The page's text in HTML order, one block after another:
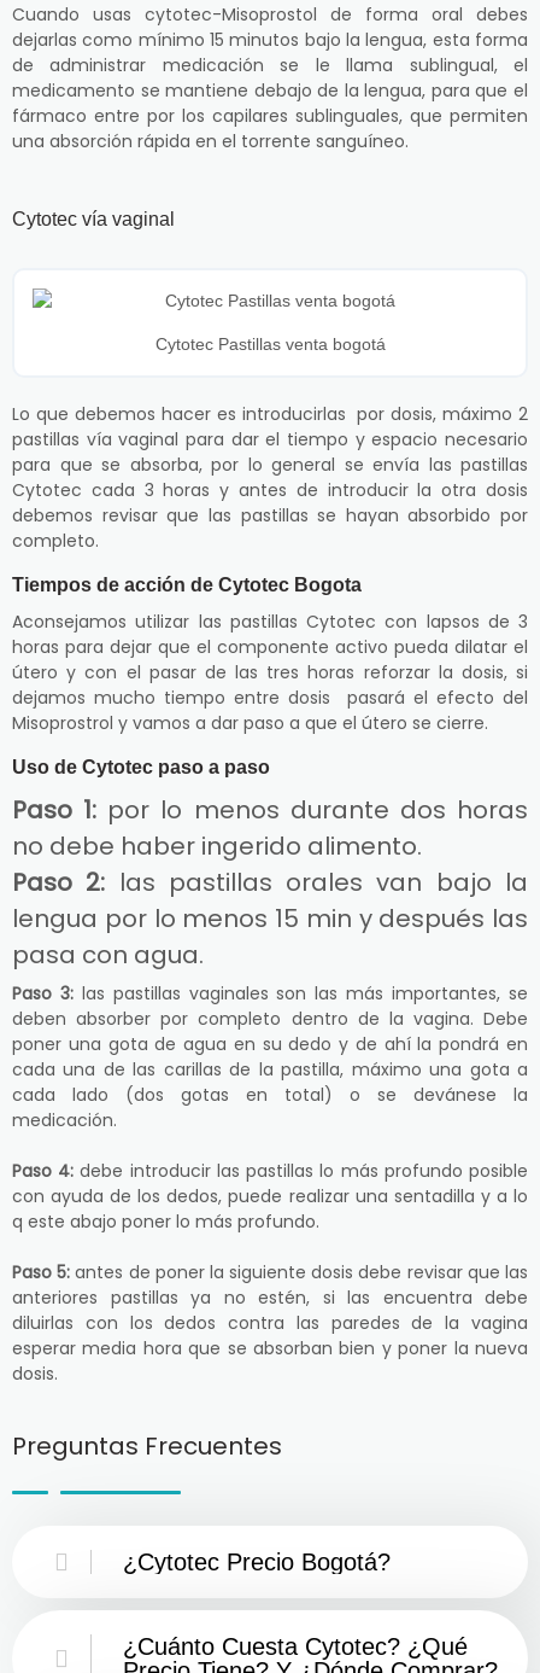
Cuando usas cytotec-Misoprostol de forma oral debes
dejarlas como mínimo 15 minutos bajo la lengua, esta forma
de administrar medicación se le llama sublingual, el
medicamento se mantiene debajo de la lengua, para que el
fármaco entre por los capilares sublinguales, que permiten
una absorción rápida en el torrente sanguíneo.
Cytotec vía vaginal
Cytotec Pastillas venta bogotá
Lo que debemos hacer es introducirlas por dosis, máximo 2
pastillas vía vaginal para dar el tiempo y espacio necesario
para que se absorba, por lo general se envía las pastillas
Cytotec cada 3 horas y antes de introducir la otra dosis
debemos revisar que las pastillas se hayan absorbido por
completo.
Tiempos de acción de Cytotec Bogota
Aconsejamos utilizar las pastillas Cytotec con lapsos de 3
horas para dejar que el componente activo pueda dilatar el
útero y con el pasar de las tres horas reforzar la dosis, si
dejamos mucho tiempo entre dosis pasará el efecto del
Misoprostrol y vamos a dar paso a que el útero se cierre.
Uso de Cytotec paso a paso
Paso 1: por lo menos durante dos horas
no debe haber ingerido alimento.
Paso 2: las pastillas orales van bajo la
lengua por lo menos 15 min y después las
pasa con agua.
Paso 3:las pastillas vaginales son las más importantes, se
deben absorber por completo dentro de la vagina. Debe
poner una gota de agua en su dedo y de ahí la pondrá en
cada una de las carillas de la pastilla, máximo una gota a
cada lado (dos gotas en total) o se devánese la
medicación.
Paso 4: debe introducir las pastillas lo más profundo posible
con ayuda de los dedos, puede realizar una sentadilla y a lo
q este abajo poner lo más profundo.
Paso 5: antes de poner la siguiente dosis debe revisar que las
anteriores pastillas ya no estén, si las encuentra debe
diluirlas con los dedos contra las paredes de la vagina
esperar media hora que se absorban bien y poner la nueva
dosis.
Preguntas Frecuentes
¿Cytotec Precio Bogotá?
¿Cuánto Cuesta Cytotec? ¿Qué